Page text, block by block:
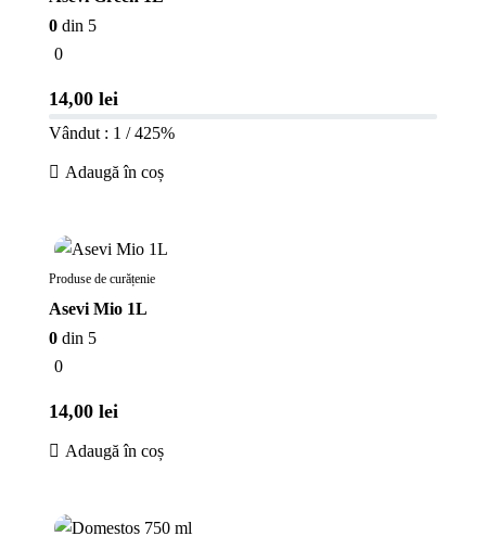
0 din 5
0
14,00 lei
Vândut : 1 / 425%
Adaugă în coș
Produse de curățenie
Asevi Mio 1L
0 din 5
0
14,00 lei
Adaugă în coș